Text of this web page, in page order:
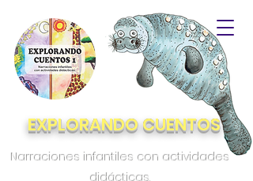
EXPLORANDO CUENTOS
Narraciones infantiles con actividades
didácticas.